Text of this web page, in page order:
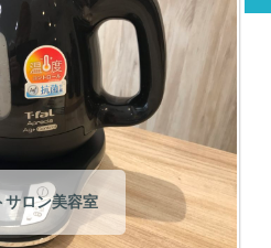
サロン美容室